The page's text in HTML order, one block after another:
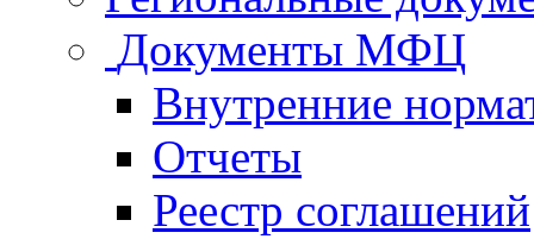
Документы МФЦ
Внутренние
Отчеты
Реестр соглашений